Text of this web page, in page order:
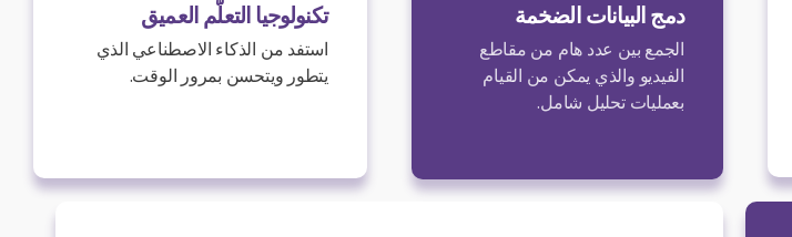
دمج البيانات الضخمة
الجمع بين عدد هام من مقاطع
الفيديو والذي يمكن من القيام
بعمليات تحليل شامل.
تكنولوجيا التعلُّم العميق
استفد من الذكاء الاصطناعي الذي
يتطور ويتحسن بمرور الوقت.